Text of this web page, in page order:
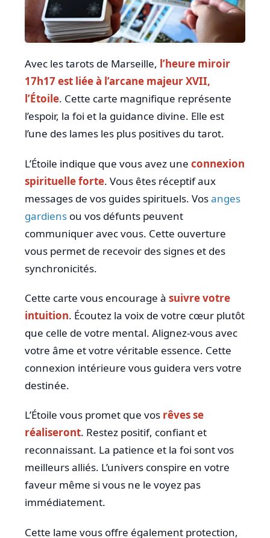
Avec les tarots de Marseille, l’heure miroir
17h17 est liée à l’arcane majeur XVII,
l’Étoile. Cette carte magnifique représente
l’espoir, la foi et la guidance divine. Elle est
l’une des lames les plus positives du tarot.
L’Étoile indique que vous avez une connexion
spirituelle forte. Vous êtes réceptif aux
messages de vos guides spirituels. Vosanges
gardiens ou vos défunts peuvent
communiquer avec vous. Cette ouverture
vous permet de recevoir des signes et des
synchronicités.
Cette carte vous encourage à suivre votre
intuition. Écoutez la voix de votre cœur plutôt
que celle de votre mental. Alignez-vous avec
votre âme et votre véritable essence. Cette
connexion intérieure vous guidera vers votre
destinée.
L’Étoile vous promet que vos rêves se
réaliseront. Restez positif, confiant et
reconnaissant. La patience et la foi sont vos
meilleurs alliés. L’univers conspire en votre
faveur même si vous ne le voyez pas
immédiatement.
Cette lame vous offre également protection,